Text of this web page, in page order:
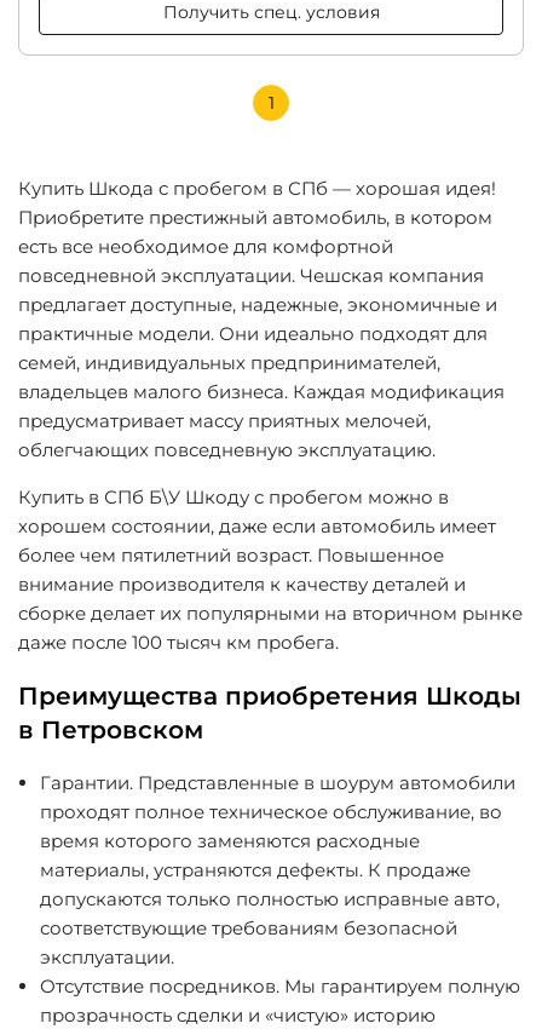
Получить спец. условия
1
Купить Шкода с пробегом в СПб — хорошая идея!
Приобретите престижный автомобиль, в котором
есть все необходимое для комфортной
повседневной эксплуатации. Чешская компания
предлагает доступные, надежные, экономичные и
практичные модели. Они идеально подходят для
семей, индивидуальных предпринимателей,
владельцев малого бизнеса. Каждая модификация
предусматривает массу приятных мелочей,
облегчающих повседневную эксплуатацию.
Купить в СПб Б\У Шкоду с пробегом можно в
хорошем состоянии, даже если автомобиль имеет
более чем пятилетний возраст. Повышенное
внимание производителя к качеству деталей и
сборке делает их популярными на вторичном рынке
даже после 100 тысяч км пробега.
Преимущества приобретения Шкоды
в Петровском
Гарантии. Представленные в шоурум автомобили
проходят полное техническое обслуживание, во
время которого заменяются расходные
материалы, устраняются дефекты. К продаже
допускаются только полностью исправные авто,
соответствующие требованиям безопасной
эксплуатации.
Отсутствие посредников. Мы гарантируем полную
прозрачность сделки и «чистую» историю